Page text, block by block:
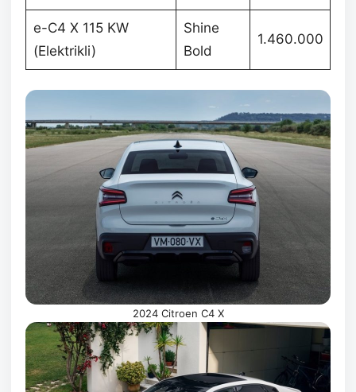
e-C4 X 115 KW
(Elektrikli)
Shine
Bold
1.460.000
2024 Citroen C4 X